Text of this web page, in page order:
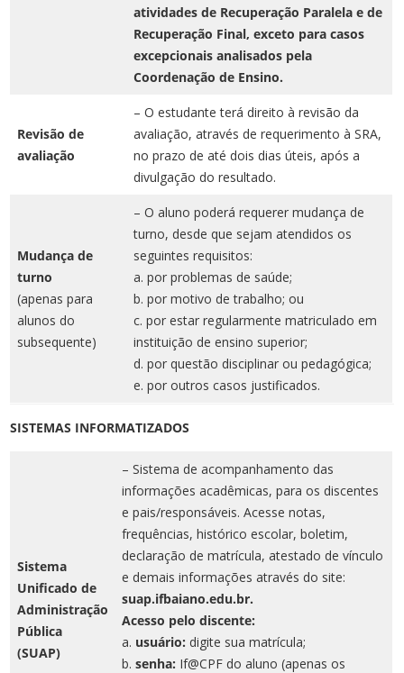
atividades de Recuperação Paralela e de
Recuperação Final, exceto para casos
excepcionais analisados pela
Coordenação de Ensino.
Revisão de
avaliação
– O estudante terá direito à revisão da
avaliação, através de requerimento à SRA,
no prazo de até dois dias úteis, após a
divulgação do resultado.
Mudança de
turno
(apenas para
alunos do
subsequente)
– O aluno poderá requerer mudança de
turno, desde que sejam atendidos os
seguintes requisitos:
a. por problemas de saúde;
b. por motivo de trabalho; ou
c. por estar regularmente matriculado em
instituição de ensino superior;
d. por questão disciplinar ou pedagógica;
e. por outros casos justificados.
SISTEMAS INFORMATIZADOS
Sistema
Unificado de
Administração
Pública
(SUAP)
– Sistema de acompanhamento das
informações acadêmicas, para os discentes
e pais/responsáveis. Acesse notas,
frequências, histórico escolar, boletim,
declaração de matrícula, atestado de vínculo
e demais informações através do site:
suap.ifbaiano.edu.br.
Acesso pelo discente:
a. usuário: digite sua matrícula;
b. senha: If@CPF do aluno (apenas os